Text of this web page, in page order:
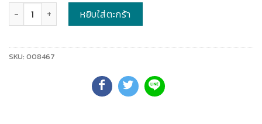
หยิบใส่ตะกร้า
SKU: 008467